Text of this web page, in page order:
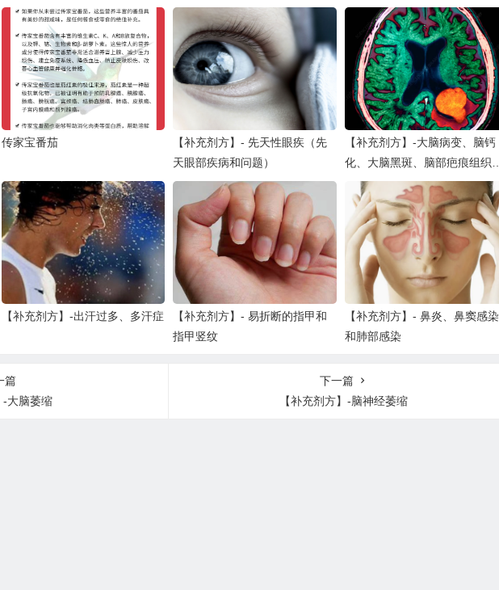
传家宝番茄
【补充剂方】- 先天性眼疾（先
天眼部疾病和问题）
【补充剂方】-大脑病变、脑钙
化、大脑黑斑、脑部疤痕组织、
脑部白斑
【补充剂方】-出汗过多、多汗症
【补充剂方】- 易折断的指甲和
指甲竖纹
【补充剂方】- 鼻炎、鼻窦感染
和肺部感染
篇
-大脑萎缩
下一篇
【补充剂方】-脑神经萎缩